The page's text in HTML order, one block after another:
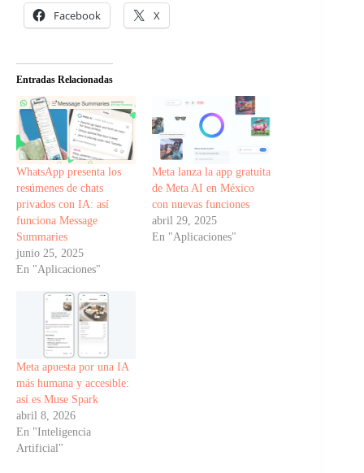
Facebook X
Entradas Relacionadas
WhatsApp presenta los
resúmenes de chats
privados con IA: así
funciona Message
Summaries
junio 25, 2025
En "Aplicaciones"
Meta lanza la app gratuita
de Meta AI en México
con nuevas funciones
abril 29, 2025
En "Aplicaciones"
Meta apuesta por una IA
más humana y accesible:
así es Muse Spark
abril 8, 2026
En "Inteligencia
Artificial"